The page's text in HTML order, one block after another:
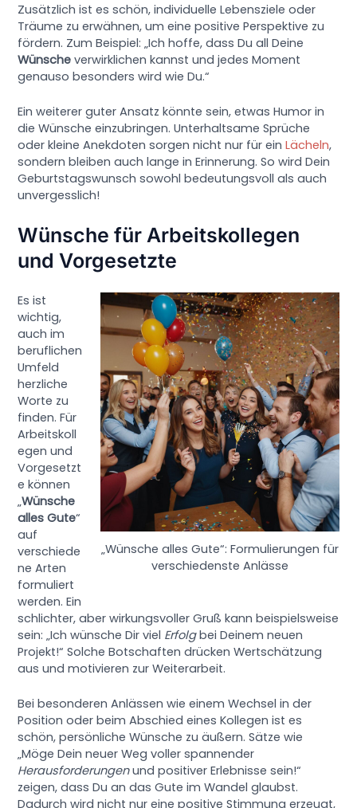
Zusätzlich ist es schön, individuelle Lebensziele oder
Träume zu erwähnen, um eine positive Perspektive zu
fördern. Zum Beispiel: „Ich hoffe, dass Du all Deine
Wünsche verwirklichen kannst und jedes Moment
genauso besonders wird wie Du.“
Ein weiterer guter Ansatz könnte sein, etwas Humor in
die Wünsche einzubringen. Unterhaltsame Sprüche
oder kleine Anekdoten sorgen nicht nur für einLächeln,
sondern bleiben auch lange in Erinnerung. So wird Dein
Geburtstagswunsch sowohl bedeutungsvoll als auch
unvergesslich!
Wünsche für Arbeitskollegen
und Vorgesetzte
„Wünsche alles Gute“: Formulierungen für
verschiedenste Anlässe
Es ist
wichtig,
auch im
beruflichen
Umfeld
herzliche
Worte zu
finden. Für
Arbeitskoll
egen und
Vorgesetzt
e können
„Wünsche
alles Gute“
auf
verschiede
ne Arten
formuliert
werden. Ein
schlichter, aber wirkungsvoller Gruß kann beispielsweise
sein: „Ich wünsche Dir viel Erfolgbei Deinem neuen
Projekt!“ Solche Botschaften drücken Wertschätzung
aus und motivieren zur Weiterarbeit.
Bei besonderen Anlässen wie einem Wechsel in der
Position oder beim Abschied eines Kollegen ist es
schön, persönliche Wünsche zu äußern. Sätze wie
„Möge Dein neuer Weg voller spannender
Herausforderungenund positiver Erlebnisse sein!“
zeigen, dass Du an das Gute im Wandel glaubst.
Dadurch wird nicht nur eine positive Stimmung erzeugt,